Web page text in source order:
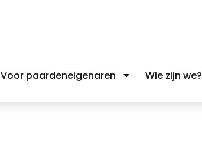
Voor paardeneigenaren Wie zijn we?